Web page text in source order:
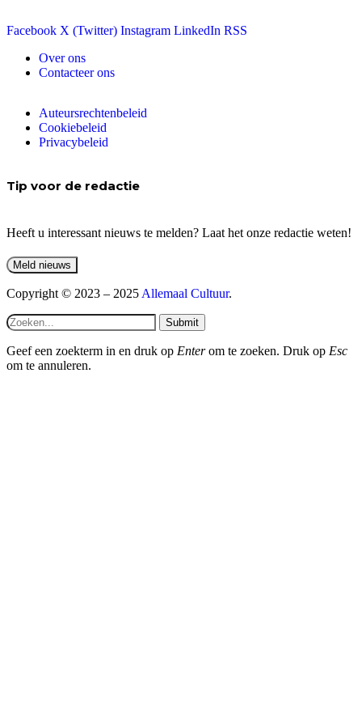
Facebook X (Twitter) Instagram LinkedIn RSS
Over ons
Contacteer ons
Auteursrechtenbeleid
Cookiebeleid
Privacybeleid
Tip voor de redactie
Heeft u interessant nieuws te melden? Laat het onze redactie weten!
Copyright © 2023 – 2025Allemaal Cultuur.
Submit
Geef een zoekterm in en druk op Enterom te zoeken. Druk op Esc
om te annuleren.